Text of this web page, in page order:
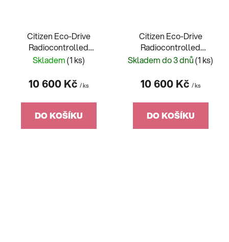
Citizen Eco-Drive
Radiocontrolled
CB0010-88E
Skladem(1 ks)
10 600 Kč / ks
DO KOŠÍKU
Citizen Eco-Drive
Radiocontrolled
CB0010-88L
Skladem do 3 dnů(1 ks)
10 600 Kč / ks
DO KOŠÍKU